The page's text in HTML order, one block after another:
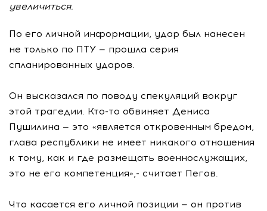
увеличиться.
По его личной информации, удар был нанесен
не только по ПТУ — прошла серия
спланированных ударов.
Он высказался по поводу спекуляций вокруг
этой трагедии. Кто-то обвиняет Дениса
Пушилина — это «является откровенным бредом,
глава республики не имеет никакого отношения
к тому, как и где размещать военнослужащих,
это не его компетенция»,- считает Пегов.
Что касается его личной позиции — он против